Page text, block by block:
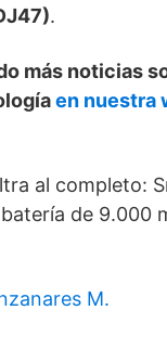
.
más noticias
en nuestra
al completo:
de 9.000
M.